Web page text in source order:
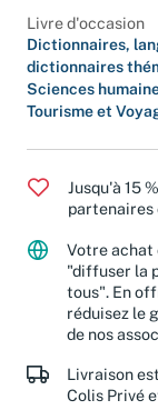
Livre d'occasion
Dictionnaires,
dictionnaires
Sciences
Tourisme et
Jusqu'à 15
Votre achat
"diffuser la
tous". En
réduisez le
de nos
Livraison
Colis Privé